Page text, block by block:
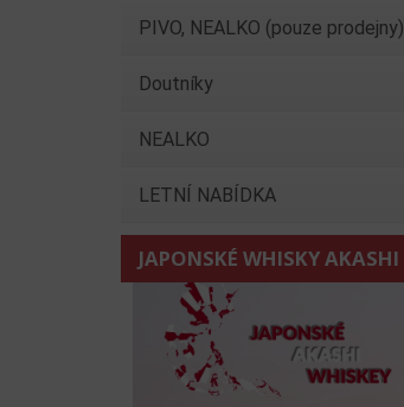
PIVO, NEALKO (pouze prodejny)
Doutníky
NEALKO
LETNÍ NABÍDKA
JAPONSKÉ WHISKY AKASHI